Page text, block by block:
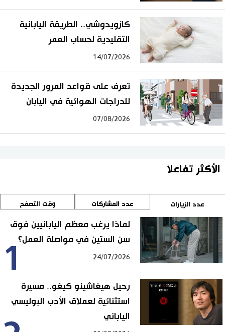
كازويدوشي.. الطريقة اليابانية
التقليدية لحساب العمر
14/07/2026
تعرف على قواعد المرور الجديدة
للدراجات الهوائية في اليابان
07/08/2026
الأكثر تفاعلا
عدد الزيارات عدد المشاركات وقت التصفح
1
لماذا يرغب معظم اليابانيين فوق
سن الستين في مواصلة العمل؟
24/07/2026
رحيل هيغاشينو كيغو.. مسيرة
استثنائية لعملاق الأدب البوليسي
الياباني